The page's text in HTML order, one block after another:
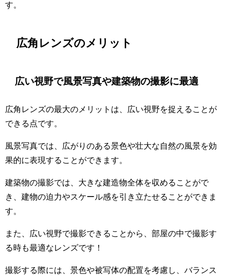
す。
広角レンズのメリット
広い視野で風景写真や建築物の撮影に最適
広角レンズの最大のメリットは、広い視野を捉えることが
できる点です。
風景写真では、広がりのある景色や壮大な自然の風景を効
果的に表現することができます。
建築物の撮影では、大きな建造物全体を収めることがで
き、建物の迫力やスケール感を引き立たせることができま
す。
また、広い視野で撮影できることから、部屋の中で撮影す
る時も最適なレンズです！
撮影する際には、景色や被写体の配置を考慮し、バランス